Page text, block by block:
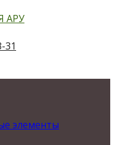
31
элементы